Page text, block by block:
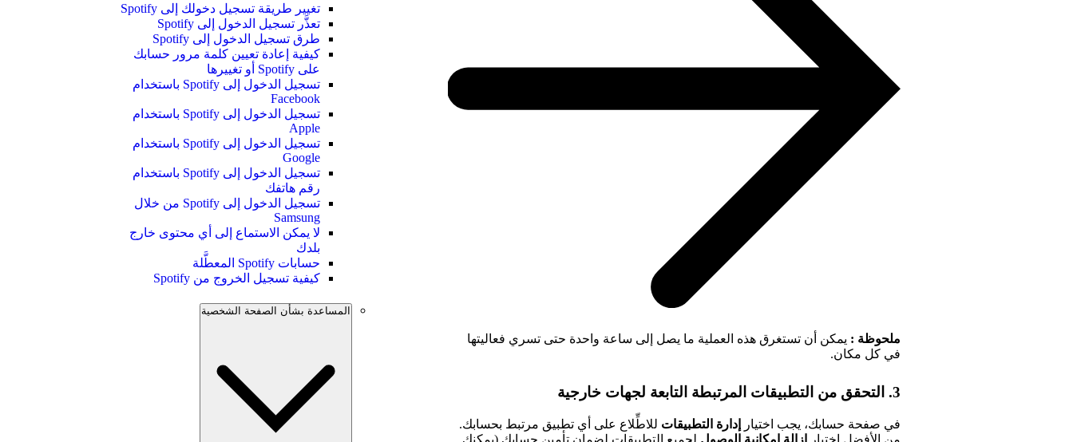
ملحوظة : يمكن أن تستغرق هذه العملية ما يصل إلى ساعة واحدة حتى تسري فعاليتها
في كل مكان.
3. التحقق من التطبيقات المرتبطة التابعة لجهات خارجية
في صفحة حسابك، يجب اختيار إدارة التطبيقات للاطِّلاع على أي تطبيق مرتبط بحسابك.
من الأفضل اختيار
إزالة إمكانية الوصول لجميع التطبيقات لضمان تأمين حسابك (يمكنك
تغيير طريقة تسجيل دخولك إلى Spotify
تعذَّر تسجيل الدخول إلى Spotify
طرق تسجيل الدخول إلى Spotify
كيفية إعادة تعيين كلمة مرور حسابك
على Spotify أو تغييرها
تسجيل الدخول إلى Spotify باستخدام
Facebook
تسجيل الدخول إلى Spotify باستخدام
Apple
تسجيل الدخول إلى Spotify باستخدام
Google
تسجيل الدخول إلى Spotify باستخدام
رقم هاتفك
تسجيل الدخول إلى Spotify من خلال
Samsung
لا يمكن الاستماع إلى أي محتوى خارج
بلدك
حسابات Spotify المعطَّلة
كيفية تسجيل الخروج من Spotify
المساعدة بشأن الصفحة الشخصية